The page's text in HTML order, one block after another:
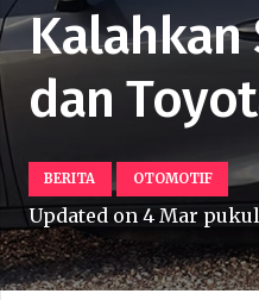
Kalahkan
dan
BERITA OTOMOTIF
Updated on 4 Mar pukul